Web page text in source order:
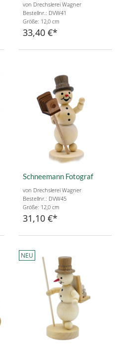
von Drechslerei Wagner
Bestellnr.: DVW41
Größe: 12,0 cm
33,40 €
Schneemann Fotograf
von Drechslerei Wagner
Bestellnr.: DVW45
Größe: 12,0 cm
31,10 €
NEU